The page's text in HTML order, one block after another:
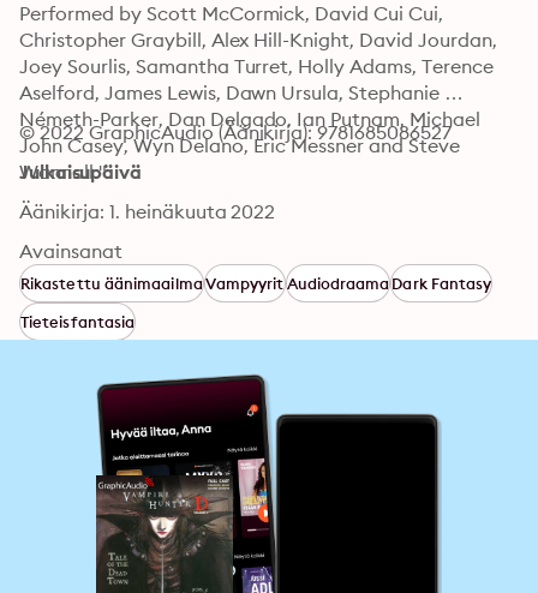
Performed by Scott McCormick, David Cui Cui,
Christopher Graybill, Alex Hill-Knight, David Jourdan,
Joey Sourlis, Samantha Turret, Holly Adams, Terence
Aselford, James Lewis, Dawn Ursula, Stephanie
Németh-Parker, Dan Delgado, Ian Putnam, Michael
John Casey, Wyn Delano, Eric Messner and Steve
Wannall."
© 2022 GraphicAudio (Äänikirja): 9781685086527
Julkaisupäivä
Äänikirja: 1. heinäkuuta 2022
Avainsanat
Rikastettu äänimaailmaVampyyritAudiodraamaDark Fantasy
Tieteisfantasia